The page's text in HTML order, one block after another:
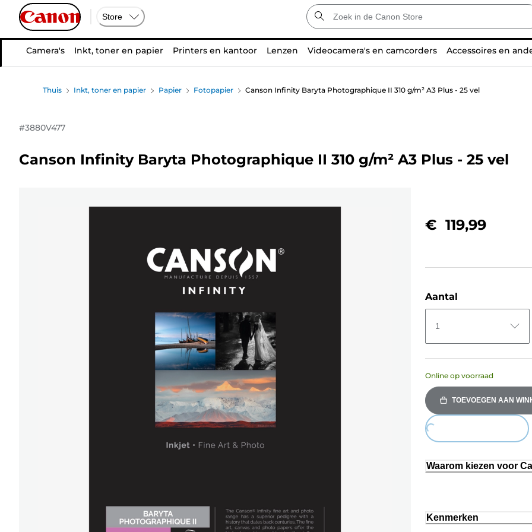
Store
Camera's Inkt, toner en papier Printers en kantoor Lenzen Videocamera's en camcorders Accessoires en
Thuis Inkt, toner en papier Papier Fotopapier Canson Infinity Baryta Photographique II 310 g/m² A3 Plus - 25 vel
#3880V477
Canson Infinity Baryta Photographique II 310 g/m² A3 Plus - 25 vel
€ 119,99
Aantal
1
Online op voorraad
TOEVOEGEN AAN
Loading...
Waarom kiezen voor
Kenmerken